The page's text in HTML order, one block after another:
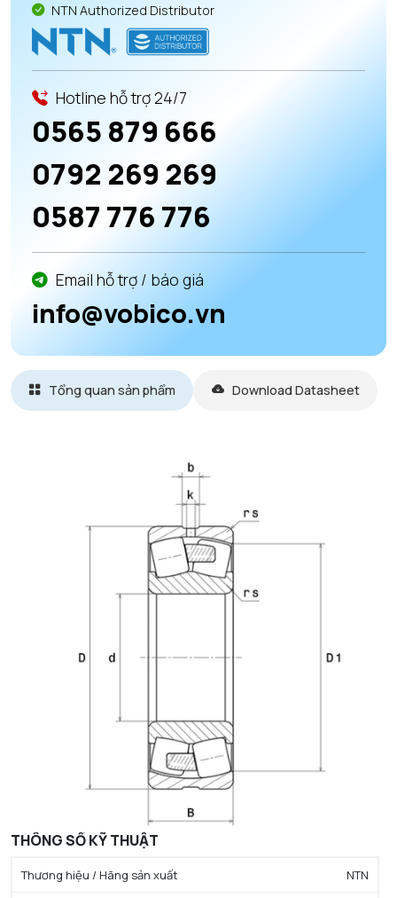
NTN Authorized Distributor
Hotline hỗ trợ 24/7
0565 879 666
0792 269 269
0587 776 776
Email hỗ trợ / báo giá
info@vobico.vn
Tổng quan sản phẩm Download Datasheet
THÔNG SỐ KỸ THUẬT
Thương hiệu / Hãng sản xuất NTN